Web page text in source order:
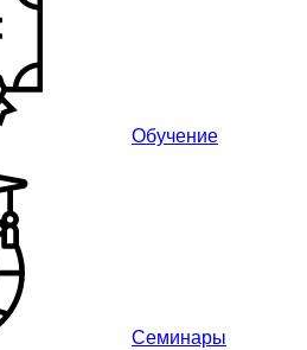
Обучение
Семинары